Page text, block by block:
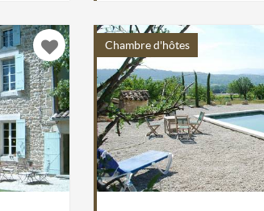
Chambre d'hôtes